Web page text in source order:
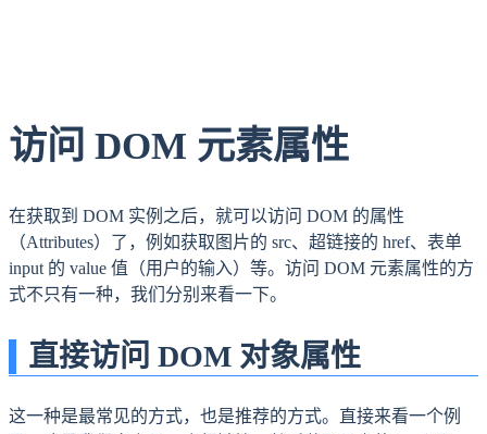
访问 DOM 元素属性
在获取到 DOM 实例之后，就可以访问 DOM 的属性
（Attributes）了，例如获取图片的 src、超链接的 href、表单
input 的 value 值（用户的输入）等。访问 DOM 元素属性的方
式不只有一种，我们分别来看一下。
直接访问 DOM 对象属性
这一种是最常见的方式，也是推荐的方式。直接来看一个例